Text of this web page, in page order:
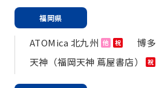
福岡県
ATOMica 北九州 他 祝
博多
天神（福岡天神 蔦屋書店）
祝